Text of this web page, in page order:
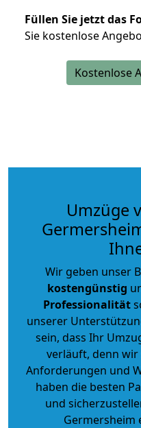
Füllen Sie jetzt das
Sie kostenlose
Kostenlose
Umzüge
Wir geben unser
kostengünstig
Professionalität
unserer
sein, dass Ihr
verläuft, denn wir
Anforderungen und
haben die besten
und
Germersheim